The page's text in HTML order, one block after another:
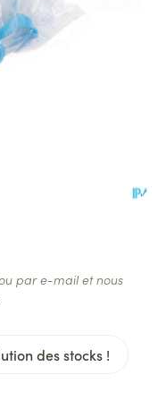
des stocks !
par e-mail et nous